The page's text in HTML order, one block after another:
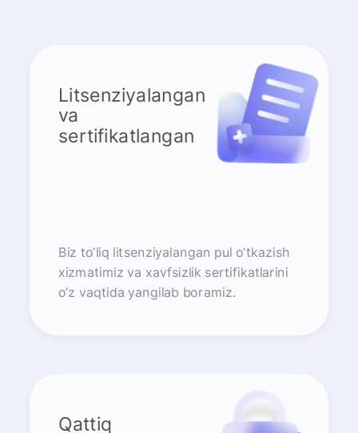
Litsenziyalangan
va
sertifikatlangan
Biz to‘liq litsenziyalangan pul o‘tkazish
xizmatimiz va xavfsizlik sertifikatlarini
o‘z vaqtida yangilab boramiz.
Qattiq